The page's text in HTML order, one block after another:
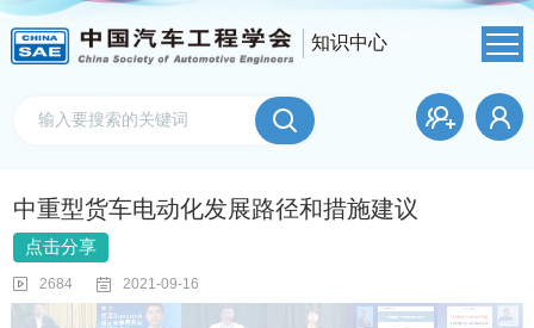
知识中心
中重型货车电动化发展路径和措施建议
点击分享
2684 2021-09-16